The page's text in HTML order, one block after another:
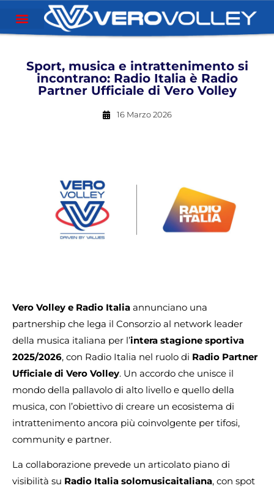
Sport, musica e intrattenimento si
incontrano: Radio Italia è Radio
Partner Ufficiale di Vero Volley
16 Marzo 2026
Vero Volley e Radio Italia annunciano una
partnership che lega il Consorzio al network leader
della musica italiana per l’intera stagione sportiva
2025/2026, con Radio Italia nel ruolo di Radio Partner
Ufficiale di Vero Volley. Un accordo che unisce il
mondo della pallavolo di alto livello e quello della
musica, con l’obiettivo di creare un ecosistema di
intrattenimento ancora più coinvolgente per tifosi,
community e partner.​
La collaborazione prevede un articolato piano di
visibilità su Radio Italia solomusicaitaliana, con spot